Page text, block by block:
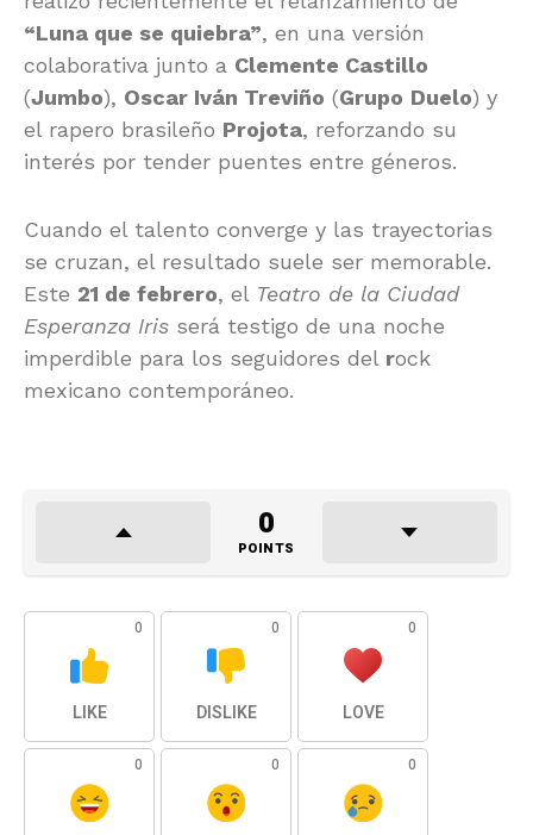
“Luna que se quiebra”, en una versión
colaborativa junto a Clemente Castillo
(Jumbo), Oscar Iván Treviño (Grupo Duelo) y
el rapero brasileño Projota, reforzando su
interés por tender puentes entre géneros.
Cuando el talento converge y las trayectorias
se cruzan, el resultado suele ser memorable.
Este 21 de febrero, el Teatro de la Ciudad
Esperanza Iris será testigo de una noche
imperdible para los seguidores del rock
mexicano contemporáneo.
0
POINTS
0
LIKE
0
DISLIKE
0
LOVE
0 0 0